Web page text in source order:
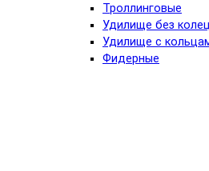
Троллинговые
Удилище без колец
Удилище с
Фидерные